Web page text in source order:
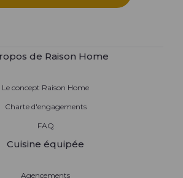
de Raison Home
Le concept Raison Home
Charte d'engagements
FAQ
Cuisine équipée
Agencements